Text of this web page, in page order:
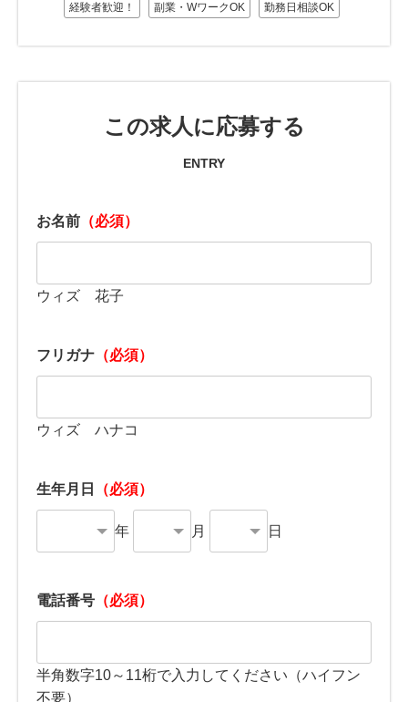
経験者歓迎！ 副業・WワークOK 勤務日相談OK
この求人に応募する
ENTRY
お名前 （必須）
ウィズ 花子
フリガナ （必須）
ウィズ ハナコ
生年月日 （必須）
年 月 日
電話番号 （必須）
半角数字10～11桁で入力してください（ハイフン
不要）